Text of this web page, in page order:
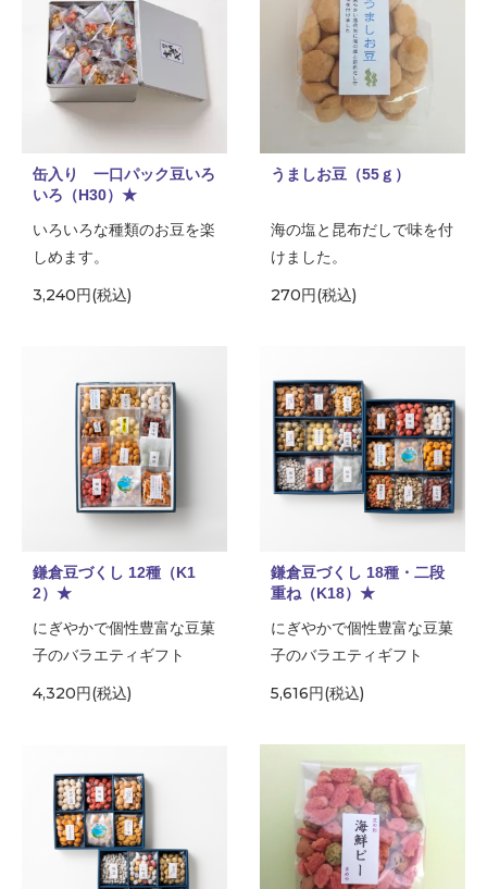
缶入り 一口パック豆いろ
いろ（H30）★
いろいろな種類のお豆を楽
しめます。
3,240円(税込)
うましお豆（55ｇ）
海の塩と昆布だしで味を付
けました。
270円(税込)
鎌倉豆づくし 12種（K1
2）★
にぎやかで個性豊富な豆菓
子のバラエティギフト
4,320円(税込)
鎌倉豆づくし 18種・二段
重ね（K18）★
にぎやかで個性豊富な豆菓
子のバラエティギフト
5,616円(税込)